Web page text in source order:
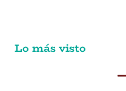
Lo más visto